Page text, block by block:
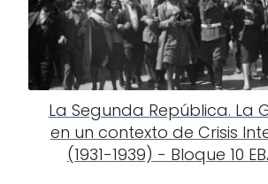
La Segunda República. La
en un contexto de Crisis
(1931-1939) - Bloque 10